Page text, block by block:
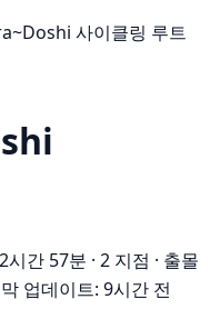
사이클링 루트
2시간 57분 · 2 지점 · 출몰
업데이트: 9시간 전